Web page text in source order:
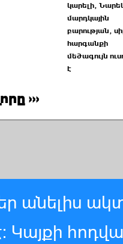
կարելի,
մարդկային
բարության,
հարգանքի
մեծագույն
է
›››
անելիս